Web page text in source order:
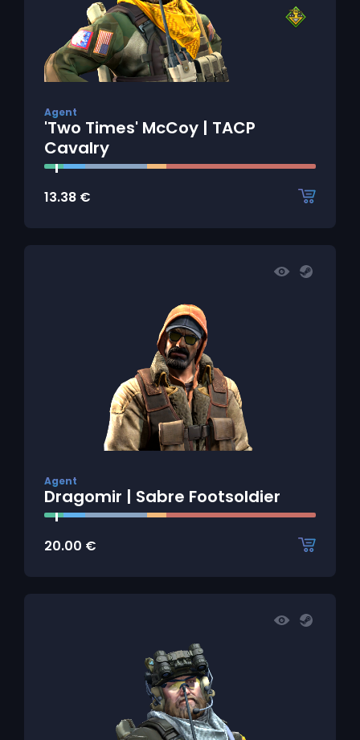
Agent
'Two Times' McCoy | TACP
Cavalry
13.38 €
Agent
Dragomir | Sabre Footsoldier
20.00 €